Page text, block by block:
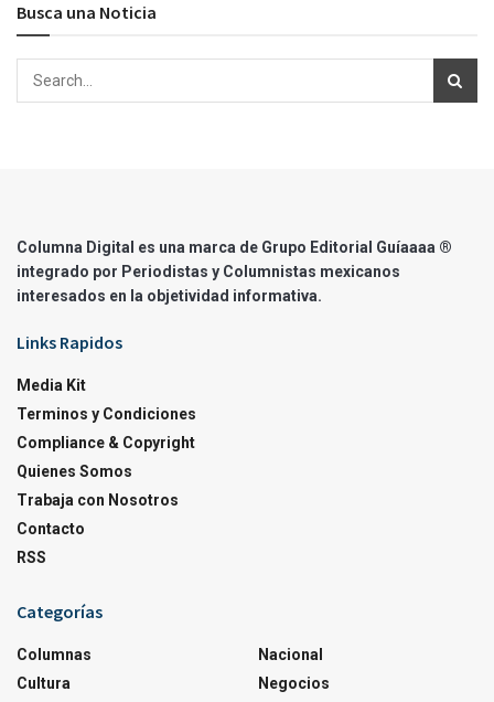
Busca una Noticia
Columna Digital es una marca de Grupo Editorial Guíaaaa ®
integrado por Periodistas y Columnistas mexicanos
interesados en la objetividad informativa.
Links Rapidos
Media Kit
Terminos y Condiciones
Compliance & Copyright
Quienes Somos
Trabaja con Nosotros
Contacto
RSS
Categorías
Columnas
Cultura
Nacional
Negocios